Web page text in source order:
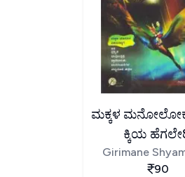
ಮಕ್ಕಳ
ಕ್ಕಿಯ
Girimane
90